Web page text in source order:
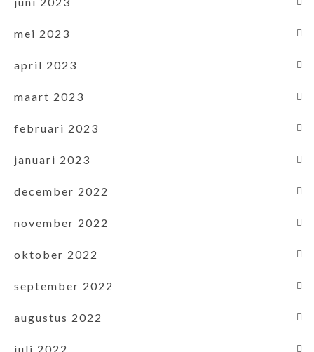
mei 2023
april 2023
maart 2023
februari 2023
januari 2023
december 2022
november 2022
oktober 2022
september 2022
augustus 2022
juli 2022